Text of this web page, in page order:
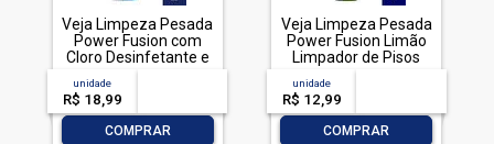
Veja Limpeza Pesada
Power Fusion com
Cloro Desinfetante e
Limpador 950mL
unidade
R$ 18,99
COMPRAR
Veja Limpeza Pesada
Power Fusion Limão
Limpador de Pisos
500mL
unidade
R$ 12,99
COMPRAR